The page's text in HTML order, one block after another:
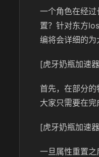
一个角色在经
置？针对东方
编将会详细的为
[虎牙奶瓶加速
首先，在部分的
大家只需要在完
[虎牙奶瓶加速
一旦属性重置之